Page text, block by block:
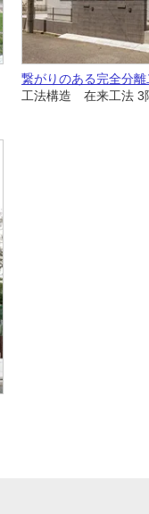
繋がりのある完全分
工法構造 在来工法 3